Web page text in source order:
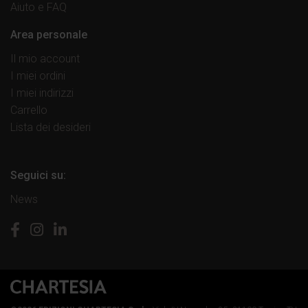
Aiuto e FAQ
Area personale
Il mio account
I miei ordini
I miei indirizzi
Carrello
Lista dei desideri
Seguici su:
News